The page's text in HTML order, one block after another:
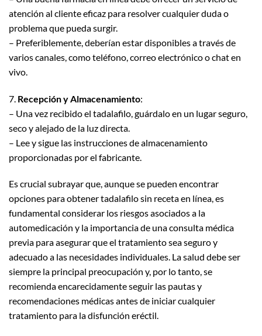
atención al cliente eficaz para resolver cualquier duda o
problema que pueda surgir.
– Preferiblemente, deberían estar disponibles a través de
varios canales, como teléfono, correo electrónico o chat en
vivo.
7. Recepción y Almacenamiento:
– Una vez recibido el tadalafilo, guárdalo en un lugar seguro,
seco y alejado de la luz directa.
– Lee y sigue las instrucciones de almacenamiento
proporcionadas por el fabricante.
Es crucial subrayar que, aunque se pueden encontrar
opciones para obtener tadalafilo sin receta en línea, es
fundamental considerar los riesgos asociados a la
automedicación y la importancia de una consulta médica
previa para asegurar que el tratamiento sea seguro y
adecuado a las necesidades individuales. La salud debe ser
siempre la principal preocupación y, por lo tanto, se
recomienda encarecidamente seguir las pautas y
recomendaciones médicas antes de iniciar cualquier
tratamiento para la disfunción eréctil.